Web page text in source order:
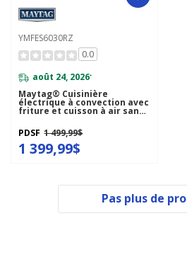
YMFES6030RZ
0.0
août 24, 2026*
Maytag® Cuisinière
électrique à convection avec
friture et cuisson à air sans
cu YMFES6030RZ
PDSF 1 499,99$
1 399,99$
Pas plus de